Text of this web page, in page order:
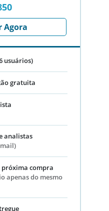
Agora
usuários)
gratuita
analistas
próxima compra
apenas do mesmo